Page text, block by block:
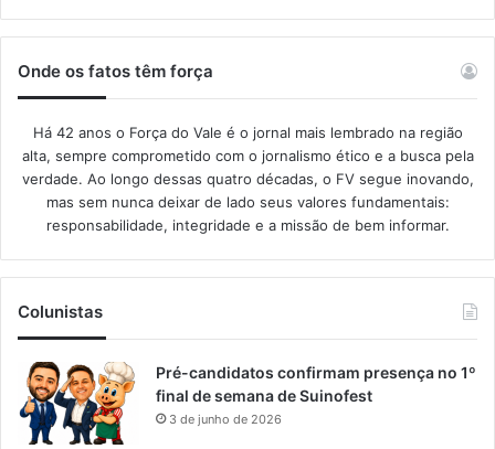
Onde os fatos têm força
Há 42 anos o Força do Vale é o jornal mais lembrado na região
alta, sempre comprometido com o jornalismo ético e a busca pela
verdade. Ao longo dessas quatro décadas, o FV segue inovando,
mas sem nunca deixar de lado seus valores fundamentais:
responsabilidade, integridade e a missão de bem informar.​
Colunistas
Pré-candidatos confirmam presença no 1º
final de semana de Suinofest
3 de junho de 2026